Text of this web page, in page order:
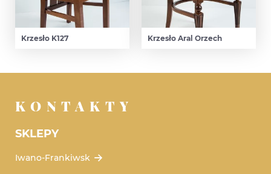
Krzesło K127 Krzesło Aral Orzech
KONTAKTY
SKLEPY
Iwano-Frankiwsk